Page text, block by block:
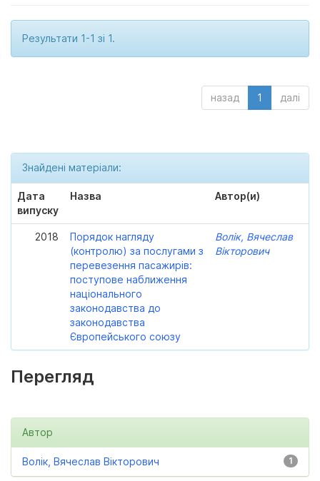
Результати 1-1 зі 1.
назад 1 далі
Знайдені матеріали:
Дата
випуску
Назва Автор(и)
2018
Порядок нагляду
(контролю) за послугами з
перевезення пасажирів:
поступове наближення
національного
законодавства до
законодавства
Європейського союзу
Волік, Вячеслав
Вікторович
Перегляд
Автор
1
Волік, Вячеслав Вікторович